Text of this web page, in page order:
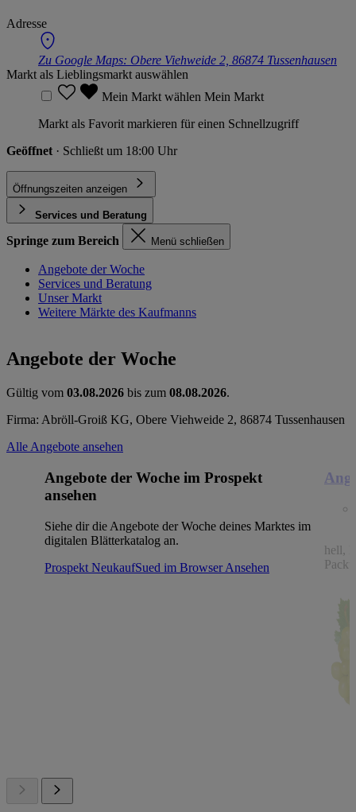
Adresse
Zu Google Maps: Obere Viehweide 2, 86874 Tussenhausen
Markt als Lieblingsmarkt auswählen
Mein Markt wählen Mein Markt
Markt als Favorit markieren für einen Schnellzugriff
Geöffnet · Schließt um 18:00 Uhr
Öffnungszeiten anzeigen
Services und Beratung
Springe zum Bereich Menü schließen
Angebote der Woche
Services und Beratung
Unser Markt
Weitere Märkte des Kaufmanns
Angebote der Woche
Gültig vom 03.08.2026 bis zum 08.08.2026.
Firma: Abröll-Groiß KG, Obere Viehweide 2, 86874 Tussenhausen
Alle Angebote ansehen
Angebote der Woche im Prospekt
ansehen
Siehe dir die Angebote der Woche deines Marktes im
digitalen Blätterkatalog an.
Prospekt NeukaufSued im BrowserAnsehen
hell,